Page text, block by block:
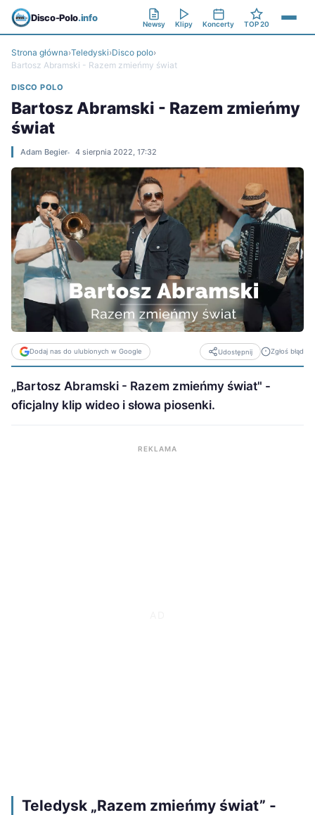
Disco-Polo.info
Newsy Klipy Koncerty TOP 20
Strona główna›Teledyski›Disco polo›
Bartosz Abramski - Razem zmieńmy świat
DISCO POLO
Bartosz Abramski - Razem zmieńmy
świat
Adam Begier 4 sierpnia 2022, 17:32
Dodaj nas do ulubionych w Google Udostępnij Zgłoś błąd
„Bartosz Abramski - Razem zmieńmy świat" -
oficjalny klip wideo i słowa piosenki.
REKLAMA
Teledysk „Razem zmieńmy świat” -